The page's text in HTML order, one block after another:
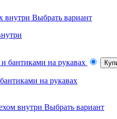
Выбрать вариант
на рукавах
Выбрать вариант